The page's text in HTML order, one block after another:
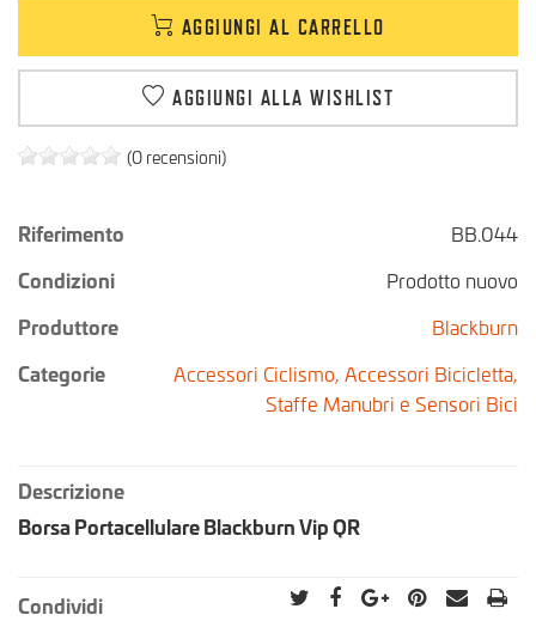
(0 recensioni)
Riferimento
BB.044
Condizioni
Prodotto nuovo
Produttore
Blackburn
Categorie
Accessori Ciclismo, Accessori Bicicletta,
Staffe Manubri e Sensori Bici
Descrizione
Borsa Portacellulare Blackburn Vip QR
Condividi
AGGIUNGI AL CARRELLO
AGGIUNGI ALLA WISHLIST